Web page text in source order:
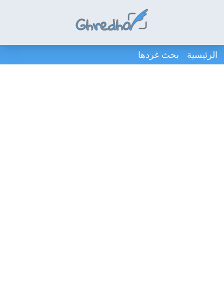
الرئيسية بحث غردها